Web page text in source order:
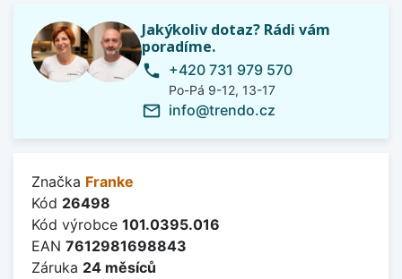
Jakýkoliv dotaz? Rádi vám
poradíme.
phone +420 731 979 570
Po-Pá 9-12, 13-17
mail_outline info@trendo.cz
Značka Franke
Kód 26498
Kód výrobce 101.0395.016
EAN 7612981698843
Záruka 24 měsíců